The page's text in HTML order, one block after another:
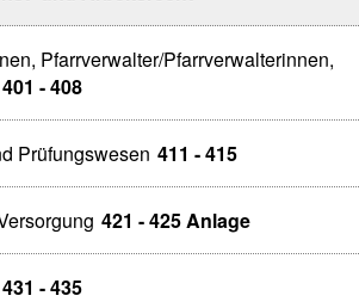
Pfarrverwalter/Pfarrverwalterinnen,
401 - 408
Prüfungswesen 411 - 415
421 - 425 Anlage
431 - 435